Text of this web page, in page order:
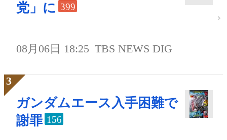
党」に 399
08月06日 18:25 TBS NEWS DIG
ガンダムエース入手困難で
謝罪 156